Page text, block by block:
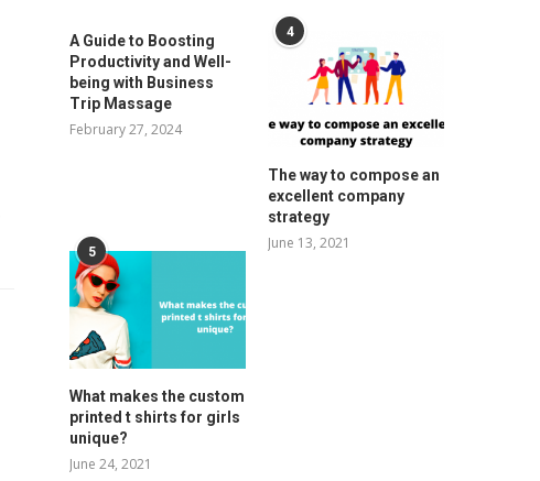
A Guide to Boosting
Productivity and Well-
being with Business
Trip Massage
February 27, 2024
4
The way to compose an
excellent company
strategy
June 13, 2021
5
What makes the custom
printed t shirts for girls
unique?
June 24, 2021